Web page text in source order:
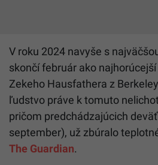
V roku 2024 navyše s
skončí február ako
Zekeho Hausfathera z
ľudstvo práve k tomuto
pričom predchádzajúcich
september), už zbúralo
The Guardian.